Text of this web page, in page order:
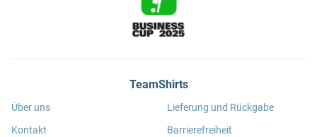
TeamShirts
Über uns
Kontakt
Lieferung und Rückgabe
Barrierefreiheit